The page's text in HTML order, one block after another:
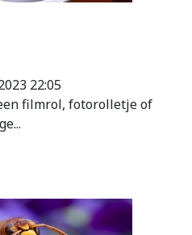
22:05
filmrol, fotorolletje of